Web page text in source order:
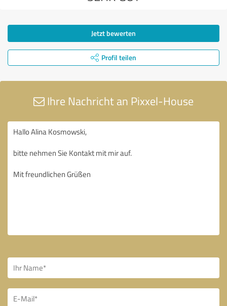
Jetzt bewerten
Profil teilen
Ihre Nachricht an Pixxel-House